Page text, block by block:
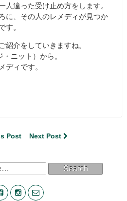
人違った受け止め方をします。
に、その人のレメディが見つか
す。
紹介をしていきますね。
ニット）から。
ディです。
Post Next Post
Search